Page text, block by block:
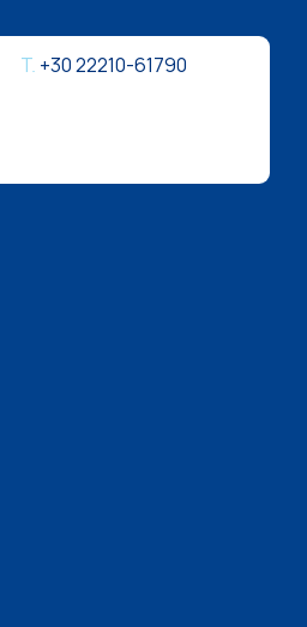
Τ. +30 22210-61790